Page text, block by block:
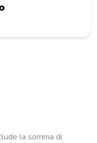
la somma di: